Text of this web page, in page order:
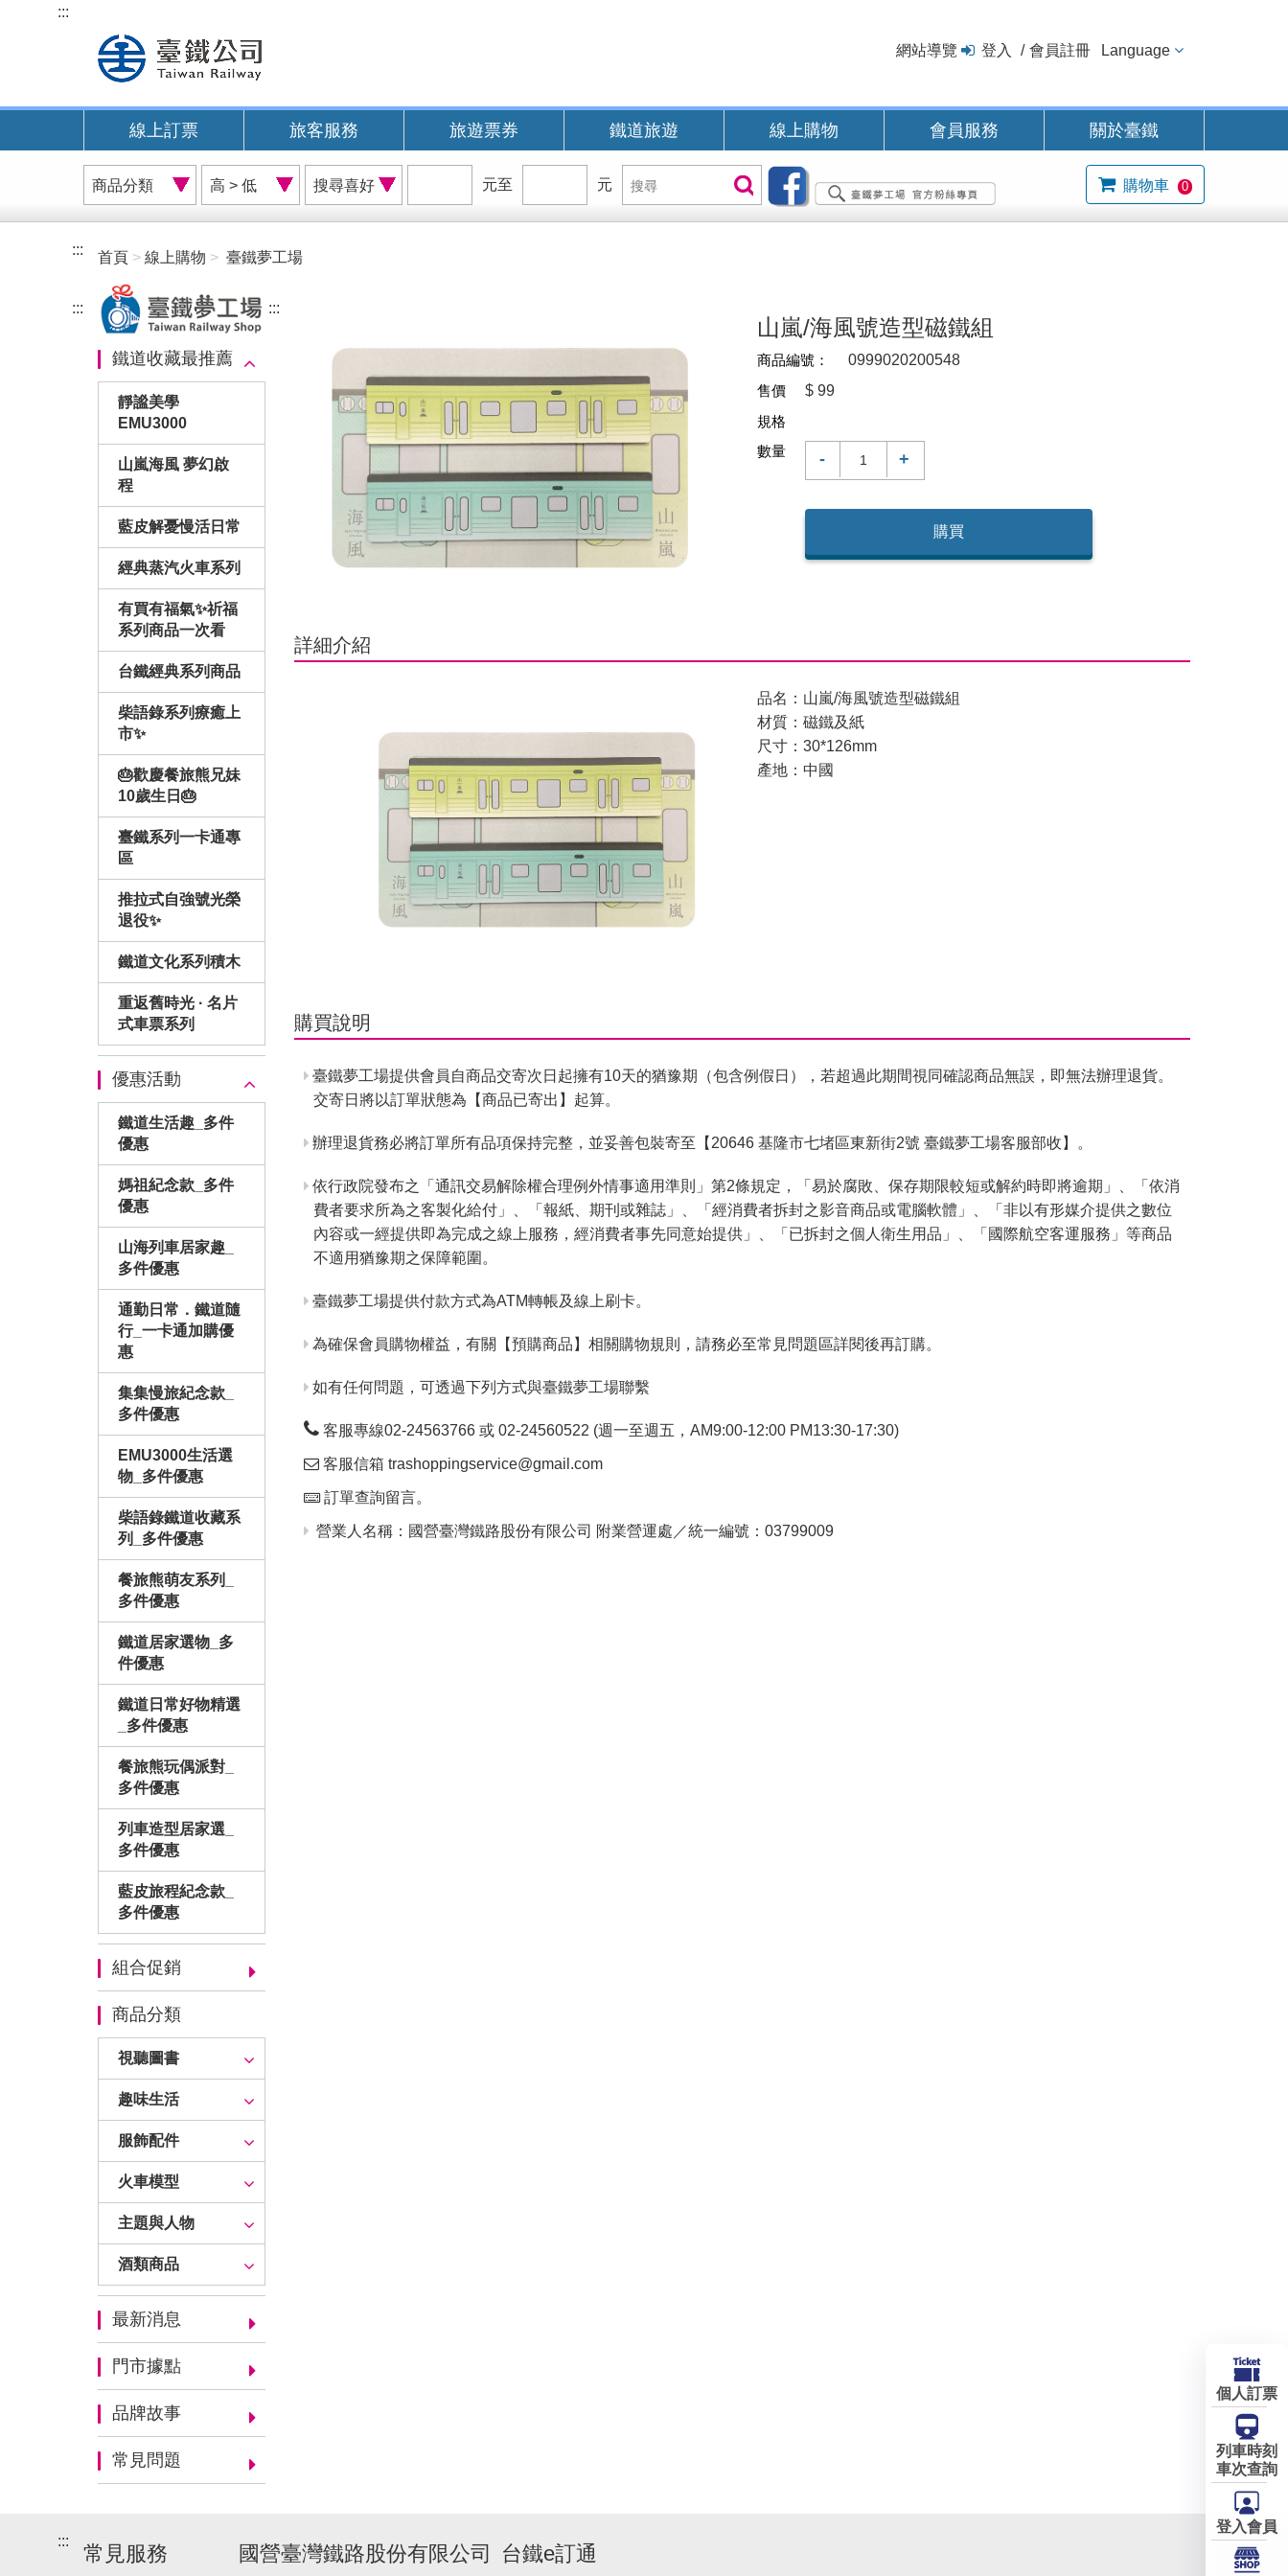
內
:::
網站導覽 登入 會員註冊 Language
線上訂票 旅客服務 旅遊票券 鐵道旅遊 線上購物 會員服務 關於臺鐵
商
品
分
價
格
排
搜
尋
喜
位
元至
位
元
搜
尋
搜尋 購物車 0
::: 首頁 線上購物 臺鐵夢工場
:::
鐵道收藏最推薦
靜謐美學
EMU3000
山嵐海風 夢幻啟
程
藍皮解憂慢活日常
經典蒸汽火車系列
有買有福氣✨祈福
系列商品一次看
台鐵經典系列商品
柴語錄系列療癒上
市✨
🎂歡慶餐旅熊兄妹
10歲生日🎂
臺鐵系列一卡通專
區
推拉式自強號光榮
退役✨
鐵道文化系列積木
重返舊時光 · 名片
式車票系列
優惠活動
鐵道生活趣_多件
優惠
媽祖紀念款_多件
優惠
山海列車居家趣_
多件優惠
通勤日常．鐵道隨
行_一卡通加購優
惠
集集慢旅紀念款_
多件優惠
EMU3000生活選
物_多件優惠
柴語錄鐵道收藏系
列_多件優惠
餐旅熊萌友系列_
多件優惠
鐵道居家選物_多
件優惠
鐵道日常好物精選
_多件優惠
餐旅熊玩偶派對_
多件優惠
列車造型居家選_
多件優惠
藍皮旅程紀念款_
多件優惠
組合促銷
商品分類
視聽圖書
趣味生活
服飾配件
火車模型
主題與人物
酒類商品
最新消息
門市據點
品牌故事
常見問題
:::
山嵐/海風號造型磁鐵組
商品編號：
0999020200548
售價
$ 99
規格
數量
- +
購買
詳細介紹
品名：山嵐/海風號造型磁鐵組
材質：磁鐵及紙
尺寸：30*126mm
產地：中國
購買說明
臺鐵夢工場提供會員自商品交寄次日起擁有10天的猶豫期（包含例假日），若超過此期間視同確認商品無誤，即無法辦理退貨。
交寄日將以訂單狀態為【商品已寄出】起算。
辦理退貨務必將訂單所有品項保持完整，並妥善包裝寄至【20646 基隆市七堵區東新街2號 臺鐵夢工場客服部收】。
依行政院發布之「通訊交易解除權合理例外情事適用準則」第2條規定，「易於腐敗、保存期限較短或解約時即將逾期」、「依消
費者要求所為之客製化給付」、「報紙、期刊或雜誌」、「經消費者拆封之影音商品或電腦軟體」、「非以有形媒介提供之數位
內容或一經提供即為完成之線上服務，經消費者事先同意始提供」、「已拆封之個人衛生用品」、「國際航空客運服務」等商品
不適用猶豫期之保障範圍。
臺鐵夢工場提供付款方式為ATM轉帳及線上刷卡。
為確保會員購物權益，有關【預購商品】相關購物規則，請務必至常見問題區詳閱後再訂購。
如有任何問題，可透過下列方式與臺鐵夢工場聯繫
客服專線02-24563766 或 02-24560522 (週一至週五，AM9:00-12:00 PM13:30-17:30)
客服信箱 trashoppingservice@gmail.com
訂單查詢留言。
營業人名稱：國營臺灣鐵路股份有限公司 附業營運處／統一編號：03799009
:::
常見服務 國營臺灣鐵路股份有限公司 台鐵e訂通
個人訂票
列車時刻
車次查詢
登入會員